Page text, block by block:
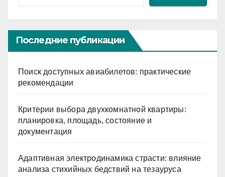
Последние публикации
Поиск доступных авиабилетов: практические
рекомендации
Критерии выбора двухкомнатной квартиры:
планировка, площадь, состояние и
документация
Адаптивная электродинамика страсти: влияние
анализа стихийных бедствий на тезауруса